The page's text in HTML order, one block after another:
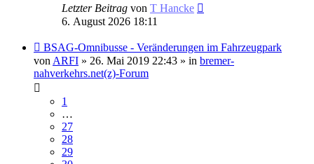
Letzter Beitrag von T Hancke
6. August 2026 18:11
Neuer
Beitrag
BSAG-Omnibusse - Veränderungen im Fahrzeugpark
von ARFI » 26. Mai 2019 22:43 » in bremer-
nahverkehrs.net(z)-Forum
1
…
27
28
29